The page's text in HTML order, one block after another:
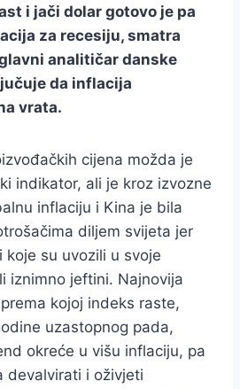
i jači dolar gotovo je pa
za recesiju, smatra
analitičar danske
da inflacija
vrata.
cijena možda je
indikator, ali je kroz izvozne
inflaciju i Kina je bila
diljem svijeta jer
koje su uvozili u svoje
iznimno jeftini. Najnovija
kojoj indeks raste,
uzastopnog pada,
okreće u višu inflaciju, pa
devalvirati i oživjeti